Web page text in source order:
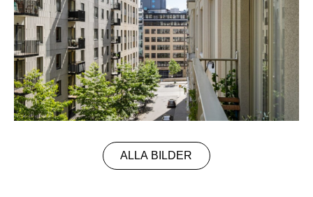
ALLA BILDER